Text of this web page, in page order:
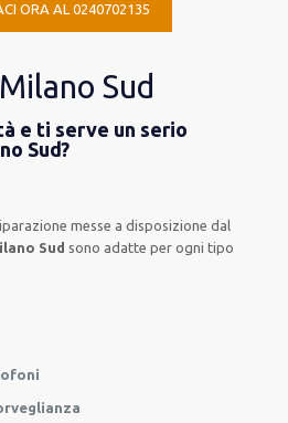
ORA AL 0240702135
Sud
e ti serve un serio
Sud?
messe a disposizione dal
Sud sono adatte perogni tipo